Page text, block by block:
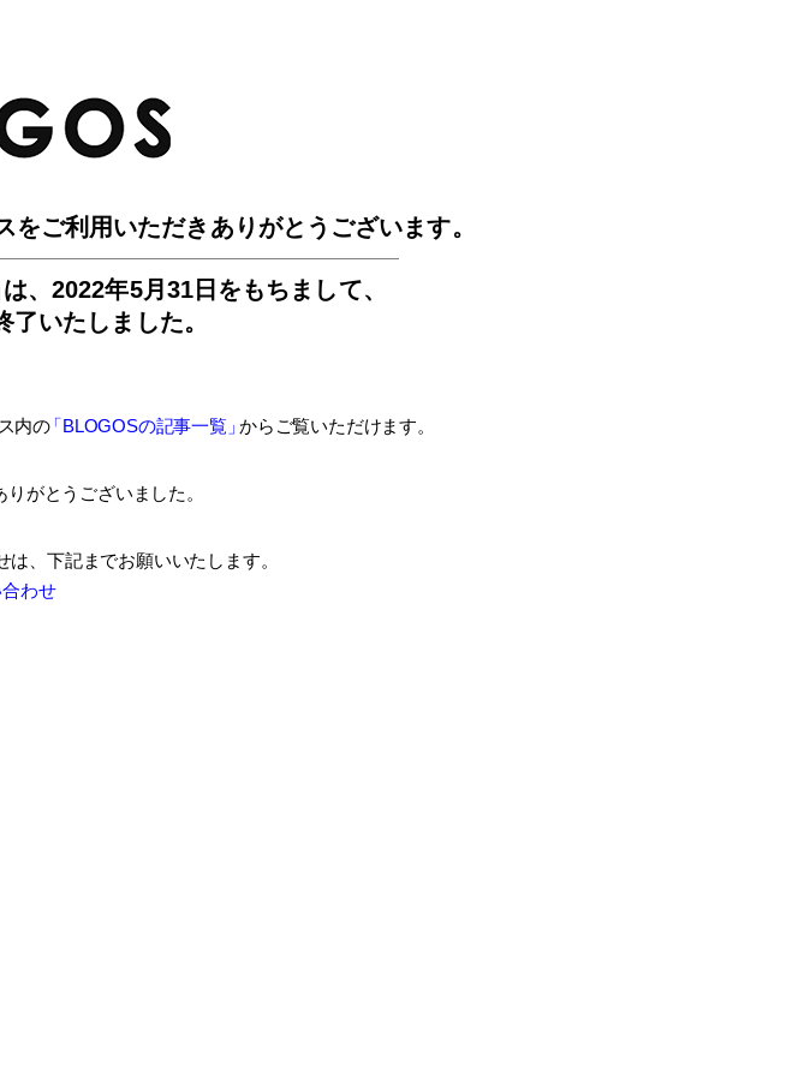
をご利用いただきありがとうございます。
は、2022年5月31日をもちまして、
いたしました。
内の「BLOGOSの記事一覧」 からご覧いただけます。
りがとうございました。
、 下記までお願いいたします。
わせ